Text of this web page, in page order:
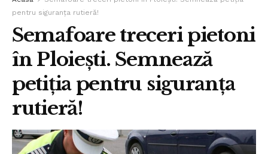
pentru siguranța rutieră!
Semafoare treceri pietoni
în Ploiești. Semnează
petiția pentru siguranța
rutieră!